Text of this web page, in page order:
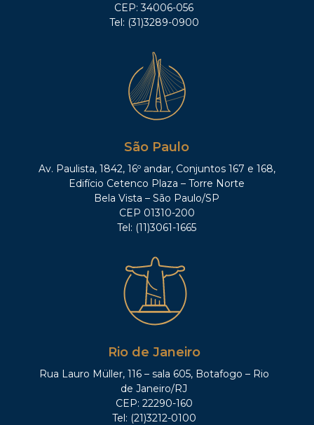
CEP: 34006-056
Tel: (31)3289-0900
São Paulo
Av. Paulista, 1842, 16º andar, Conjuntos 167 e 168,
Edifício Cetenco Plaza – Torre Norte
Bela Vista – São Paulo/SP
CEP 01310-200
Tel: (11)3061-1665
Rio de Janeiro
Rua Lauro Müller, 116 – sala 605, Botafogo – Rio
de Janeiro/RJ
CEP: 22290-160
Tel: (21)3212-0100